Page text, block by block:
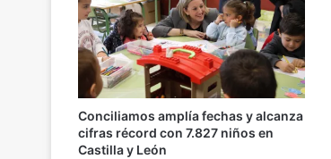
Conciliamos amplía fechas y alcanza
cifras récord con 7.827 niños en
Castilla y León